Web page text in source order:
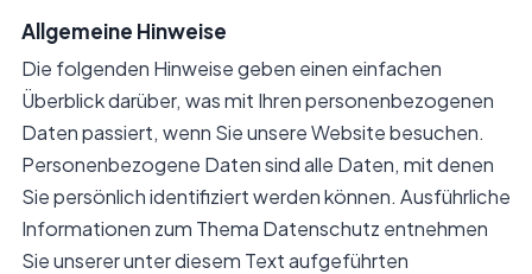
Allgemeine Hinweise
Die folgenden Hinweise geben einen einfachen
Überblick darüber, was mit Ihren personenbezogenen
Daten passiert, wenn Sie unsere Website besuchen.
Personenbezogene Daten sind alle Daten, mit denen
Sie persönlich identifiziert werden können. Ausführliche
Informationen zum Thema Datenschutz entnehmen
Sie unserer unter diesem Text aufgeführten